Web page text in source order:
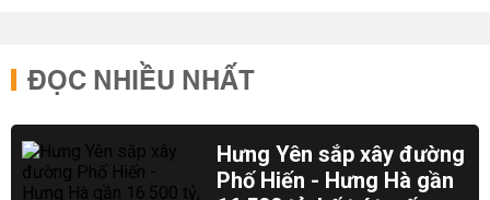
ĐỌC NHIỀU NHẤT
Hưng Yên sắp xây đường
Phố Hiến - Hưng Hà gần